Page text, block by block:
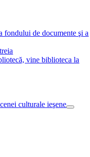
fondului de documente şi a
vine biblioteca la
culturale ieşene